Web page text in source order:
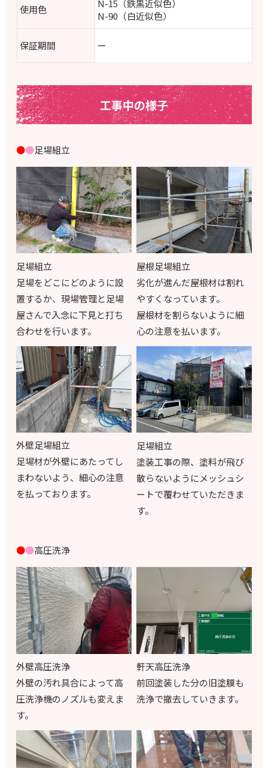
使用色
N-15（鉄黒近似色）
N-90（白近似色）
保証期間 ー
工事中の様子
●●足場組立
足場組立
足場をどこにどのように設
置するか、現場管理と足場
屋さんで入念に下見と打ち
合わせを行います。
屋根足場組立
劣化が進んだ屋根材は割れ
やすくなっています。
屋根材を割らないように細
心の注意を払います。
外壁足場組立
足場材が外壁にあたってし
まわないよう、細心の注意
を払っております。
足場組立
塗装工事の際、塗料が飛び
散らないようにメッシュシ
ートで覆わせていただきま
す。
●●高圧洗浄
外壁高圧洗浄
外壁の汚れ具合によって高
圧洗浄機のノズルも変えま
す。
軒天高圧洗浄
前回塗装した分の旧塗膜も
洗浄で撤去していきます。